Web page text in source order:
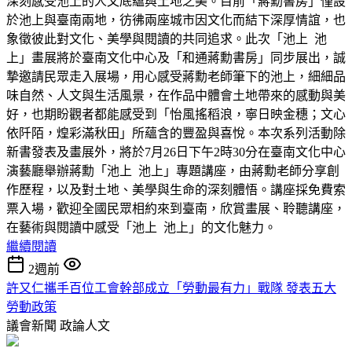
於池上與臺南兩地，彷彿兩座城市因文化而結下深厚情誼，也
象徵彼此對文化、美學與閱讀的共同追求。此次「池上 池
上」畫展將於臺南文化中心及「和通蔣勳書房」同步展出，誠
摯邀請民眾走入展場，用心感受蔣勳老師筆下的池上，細細品
味自然、人文與生活風景，在作品中體會土地帶來的感動與美
好，也期盼觀者都能感受到「怡風搖稻浪，寧日映金穗；文心
依阡陌，煌彩滿秋田」所蘊含的豐盈與喜悅。本次系列活動除
新書發表及畫展外，將於7月26日下午2時30分在臺南文化中心
演藝廳舉辦蔣勳「池上 池上」專題講座，由蔣勳老師分享創
作歷程，以及對土地、美學與生命的深刻體悟。講座採免費索
票入場，歡迎全國民眾相約來到臺南，欣賞畫展、聆聽講座，
在藝術與閱讀中感受「池上 池上」的文化魅力。
繼續閱讀
2週前
許又仁攜手百位工會幹部成立「勞動最有力」戰隊 發表五大
勞動政策
議會新聞 政論人文